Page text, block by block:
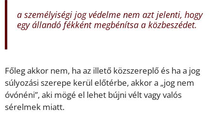
a személyiségi jog védelme nem azt jelenti, hogy
egy állandó fékként megbénítsa a közbeszédet.
Főleg akkor nem, ha az illető közszereplő és ha a jog
súlyozási szerepe kerül előtérbe, akkor a „jog nem
óvónéni”, aki mögé el lehet bújni vélt vagy valós
sérelmek miatt.